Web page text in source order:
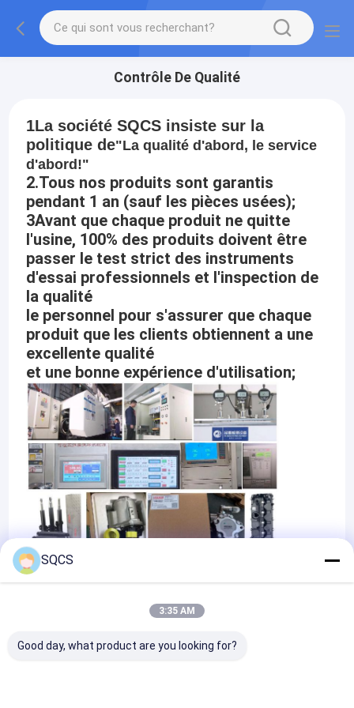
Contrôle De Qualité
1La société SQCS insiste sur la
politique de"La qualité d'abord, le service
d'abord!"
2.Tous nos produits sont garantis
pendant 1 an (sauf les pièces usées);
3Avant que chaque produit ne quitte
l'usine, 100% des produits doivent être
passer le test strict des instruments
d'essai professionnels et l'inspection de
la qualité
le personnel pour s'assurer que chaque
produit que les clients obtiennent a une
excellente qualité
et une bonne expérience d'utilisation;
SQCS
3:35 AM
Good day, what product are you looking for?